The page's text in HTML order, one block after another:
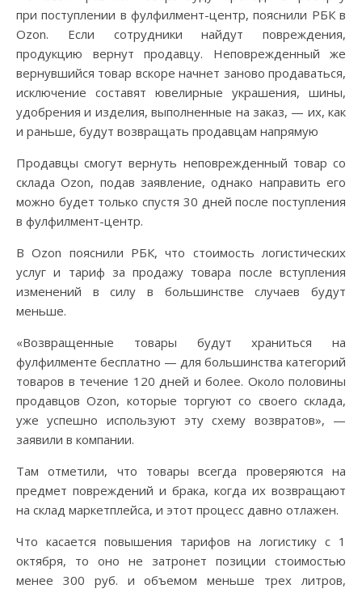
при поступлении в фулфилмент-центр, пояснили РБК в
Ozon. Если сотрудники найдут повреждения,
продукцию вернут продавцу. Неповрежденный же
вернувшийся товар вскоре начнет заново продаваться,
исключение составят ювелирные украшения, шины,
удобрения и изделия, выполненные на заказ, — их, как
и раньше, будут возвращать продавцам напрямую
Продавцы смогут вернуть неповрежденный товар со
склада Ozon, подав заявление, однако направить его
можно будет только спустя 30 дней после поступления
в фулфилмент-центр.
В Ozon пояснили РБК, что стоимость логистических
услуг и тариф за продажу товара после вступления
изменений в силу в большинстве случаев будут
меньше.
«Возвращенные товары будут храниться на
фулфилменте бесплатно — для большинства категорий
товаров в течение 120 дней и более. Около половины
продавцов Ozon, которые торгуют со своего склада,
уже успешно используют эту схему возвратов», —
заявили в компании.
Там отметили, что товары всегда проверяются на
предмет повреждений и брака, когда их возвращают
на склад маркетплейса, и этот процесс давно отлажен.
Что касается повышения тарифов на логистику с 1
октября, то оно не затронет позиции стоимостью
менее 300 руб. и объемом меньше трех литров,